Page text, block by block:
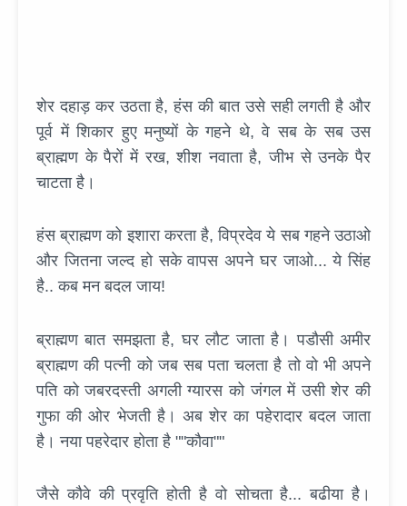
शेर दहाड़ कर उठता है, हंस की बात उसे सही लगती है और
पूर्व में शिकार हुए मनुष्यों के गहने थे, वे सब के सब उस
ब्राह्मण के पैरों में रख, शीश नवाता है, जीभ से उनके पैर
चाटता है।
हंस ब्राह्मण को इशारा करता है, विप्रदेव ये सब गहने उठाओ
और जितना जल्द हो सके वापस अपने घर जाओ... ये सिंह
है.. कब मन बदल जाय!
ब्राह्मण बात समझता है, घर लौट जाता है। पडौसी अमीर
ब्राह्मण की पत्नी को जब सब पता चलता है तो वो भी अपने
पति को जबरदस्ती अगली ग्यारस को जंगल में उसी शेर की
गुफा की ओर भेजती है। अब शेर का पहेरादार बदल जाता
है। नया पहरेदार होता है ""कौवा""
जैसे कौवे की प्रवृति होती है वो सोचता है... बढीया है।